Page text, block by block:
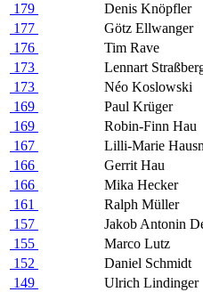
179
Denis Knöpfler
177
Götz Ellwanger
176
Tim Rave
173
Lennart
173
Néo Koslowski
169
Paul Krüger
169
Robin-Finn Hau
167
Lilli-Marie
166
Gerrit Hau
166
Mika Hecker
161
Ralph Müller
157
Jakob Antonin
155
Marco Lutz
152
Daniel Schmidt
149
Ulrich Lindinger